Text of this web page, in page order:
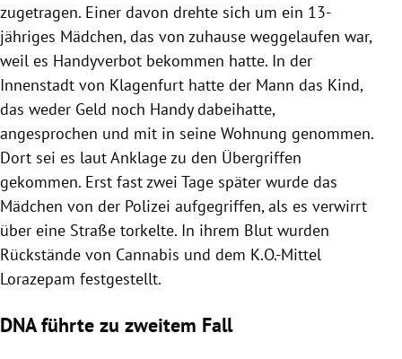
zugetragen. Einer davon drehte sich um ein 13-
jähriges Mädchen, das von zuhause weggelaufen war,
weil es Handyverbot bekommen hatte. In der
Innenstadt von Klagenfurt hatte der Mann das Kind,
das weder Geld noch Handy dabeihatte,
angesprochen und mit in seine Wohnung genommen.
Dort sei es laut Anklage zu den Übergriffen
gekommen. Erst fast zwei Tage später wurde das
Mädchen von der Polizei aufgegriffen, als es verwirrt
über eine Straße torkelte. In ihrem Blut wurden
Rückstände von Cannabis und dem K.O.-Mittel
Lorazepam festgestellt.
DNA führte zu zweitem Fall